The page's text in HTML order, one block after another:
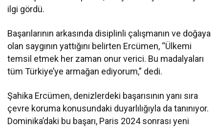
ilgi gördü.
Başarılarının arkasında disiplinli çalışmanın ve doğaya
olan saygının yattığını belirten Ercümen, “Ülkemi
temsil etmek her zaman onur verici. Bu madalyaları
tüm Türkiye’ye armağan ediyorum,” dedi.
Şahika Ercümen, denizlerdeki başarısının yanı sıra
çevre koruma konusundaki duyarlılığıyla da tanınıyor.
Dominika’daki bu başarı, Paris 2024 sonrası yeni